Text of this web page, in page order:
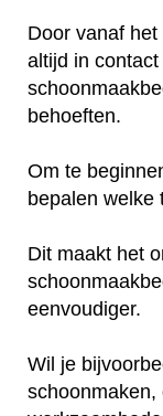
Door vanaf
altijd in
behoeften.
Om te
bepalen welke
Dit maakt het
eenvoudiger.
Wil je
schoonmaken,